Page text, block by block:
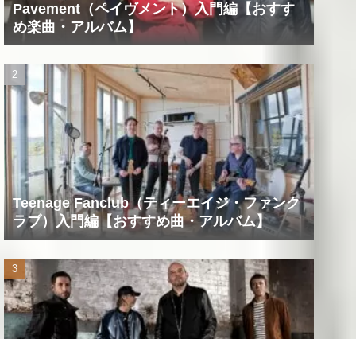
Pavement（ペイヴメント）入門編【おすす
め楽曲・アルバム】
Teenage Fanclub（ティーエイジ・ファンク
ラブ）入門編【おすすめ曲・アルバム】